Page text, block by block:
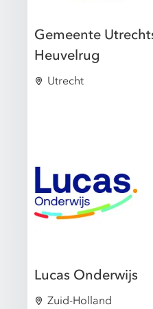
Gemeente
Heuvelrug
Utrecht
Lucas Onderwijs
Zuid-Holland